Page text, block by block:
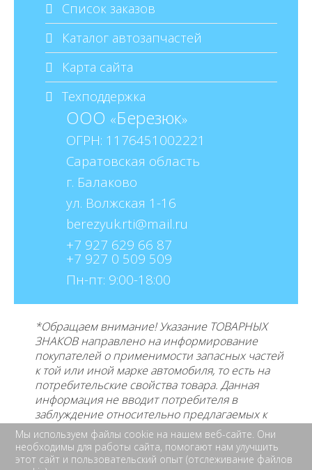
Список заказов
Каталог автозапчастей
Карта сайта
Техподдержка
ООО «Березюк»
ОГРН: 1176451002221
Саратовская область
г. Балаково
ул. Волжская 1-16
berezyuk.rti@mail.ru
+7 927 629 66 87
+7 927 0 509 509
Пн-пт: 9:00-18:00
*Обращаем внимание! Указание ТОВАРНЫХ
ЗНАКОВ направлено на информирование
покупателей о применимости запасных частей
к той или иной марке автомобиля, то есть на
потребительские свойства товара. Данная
информация не вводит потребителя в
заблуждение относительно предлагаемых к
продаже товаров и егопроизводителе, не
нарушает права правообладателей указанных
товарных знаков. Требование предоставлять
Мы используем файлы cookie на нашем веб-сайте. Они
необходимы для работы сайта, помогают нам улучшить
этот сайт и пользовательский опыт (отслеживание файлов